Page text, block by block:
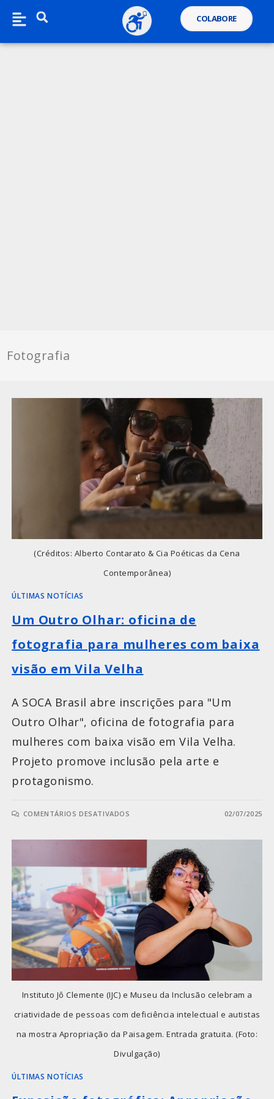
COLABORE
Fotografia
(Créditos: Alberto Contarato & Cia Poéticas da Cena
Contemporânea)
ÚLTIMAS NOTÍCIAS
Um Outro Olhar: oficina de
fotografia para mulheres com baixa
visão em Vila Velha
A SOCA Brasil abre inscrições para "Um
Outro Olhar", oficina de fotografia para
mulheres com baixa visão em Vila Velha.
Projeto promove inclusão pela arte e
protagonismo.
COMENTÁRIOS DESATIVADOS 02/07/2025
Instituto Jô Clemente (IJC) e Museu da Inclusão celebram a
criatividade de pessoas com deficiência intelectual e autistas
na mostra Apropriação da Paisagem. Entrada gratuita. (Foto:
Divulgação)
ÚLTIMAS NOTÍCIAS